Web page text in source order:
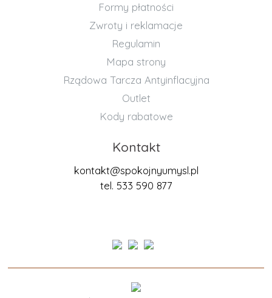
Formy płatności
Zwroty i reklamacje
Regulamin
Mapa strony
Rządowa Tarcza Antyinflacyjna
Outlet
Kody rabatowe
Kontakt
kontakt@spokojnyumysl.pl
tel. 533 590 877